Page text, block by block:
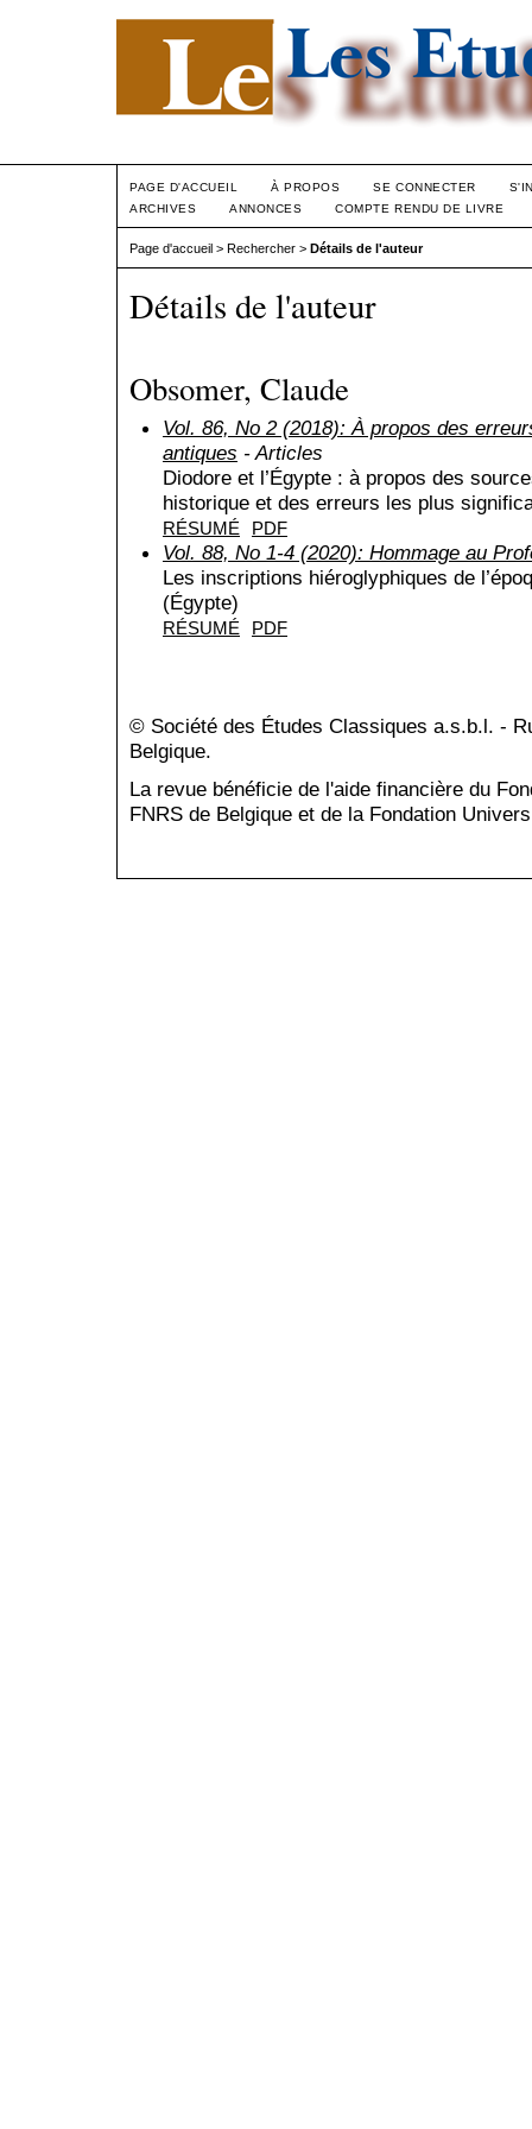
PAGE D'ACCUEIL À PROPOS SE CONNECTER
ARCHIVES
ANNONCES COMPTE RENDU DE LIVRE
Page d'accueil > Rechercher > Détails de l'auteur
Détails de l'auteur
Obsomer, Claude
Vol. 86, No 2 (2018): À propos des
antiques - Articles
Diodore et l’Égypte : à propos des
historique et des erreurs les plus
RÉSUMÉ PDF
Vol. 88, No 1-4 (2020): Hommage au
Les inscriptions hiéroglyphiques de
(Égypte)
RÉSUMÉ PDF
© Société des Études Classiques a.s.b.l. -
Belgique.
La revue bénéficie de l'aide financière du
FNRS de Belgique et de la Fondation